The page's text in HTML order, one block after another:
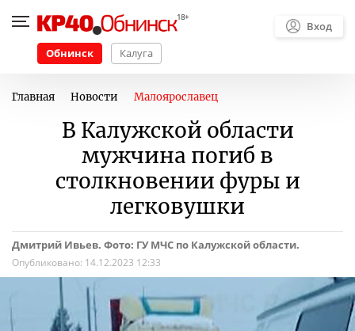
Обнинск Калуга
Вход
Главная Новости Малоярославец
В Калужской области
мужчина погиб в
столкновении фуры и
легковушки
Дмитрий Ивьев. Фото: ГУ МЧС по Калужской области.
Опубликовано: 14.12.2023 12:33